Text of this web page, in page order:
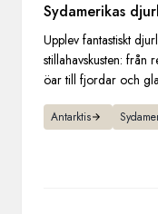
Sydamerikas
Upplev fantastiskt
stillahavskusten:
öar till fjordar och
Antarktis